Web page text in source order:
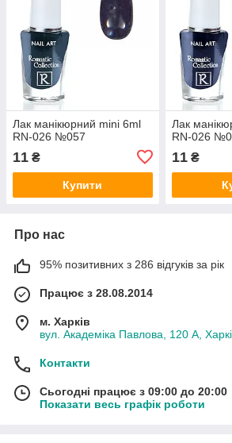
Лак манікюрний mini 6ml
RN-026 №057
11 ₴
Купити
Лак
RN-026
11₴
Про нас
95% позитивних з 286 відгуків за рік
Працює з 28.08.2014
м. Харків
вул. Академіка Павлова, 120 А,
Контакти
Сьогодні працює з 09:00 до 20:00
Показати весь графік роботи